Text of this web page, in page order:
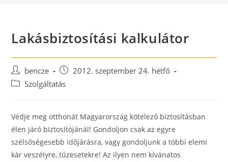
Lakásbiztosítási kalkulátor
Post
author:
bencze
Post
published:
2012. szeptember 24. hétfő
PostSzolgáltatás
Védje meg otthonát Magyarország kötelező biztosításban
élen járó biztosítójánál! Gondoljon csak az egyre
szélsőségesebb időjárásra, vagy gondoljunk a többi elemi
kár veszélyre, tűzesetekre! Az ilyen nem kívánatos